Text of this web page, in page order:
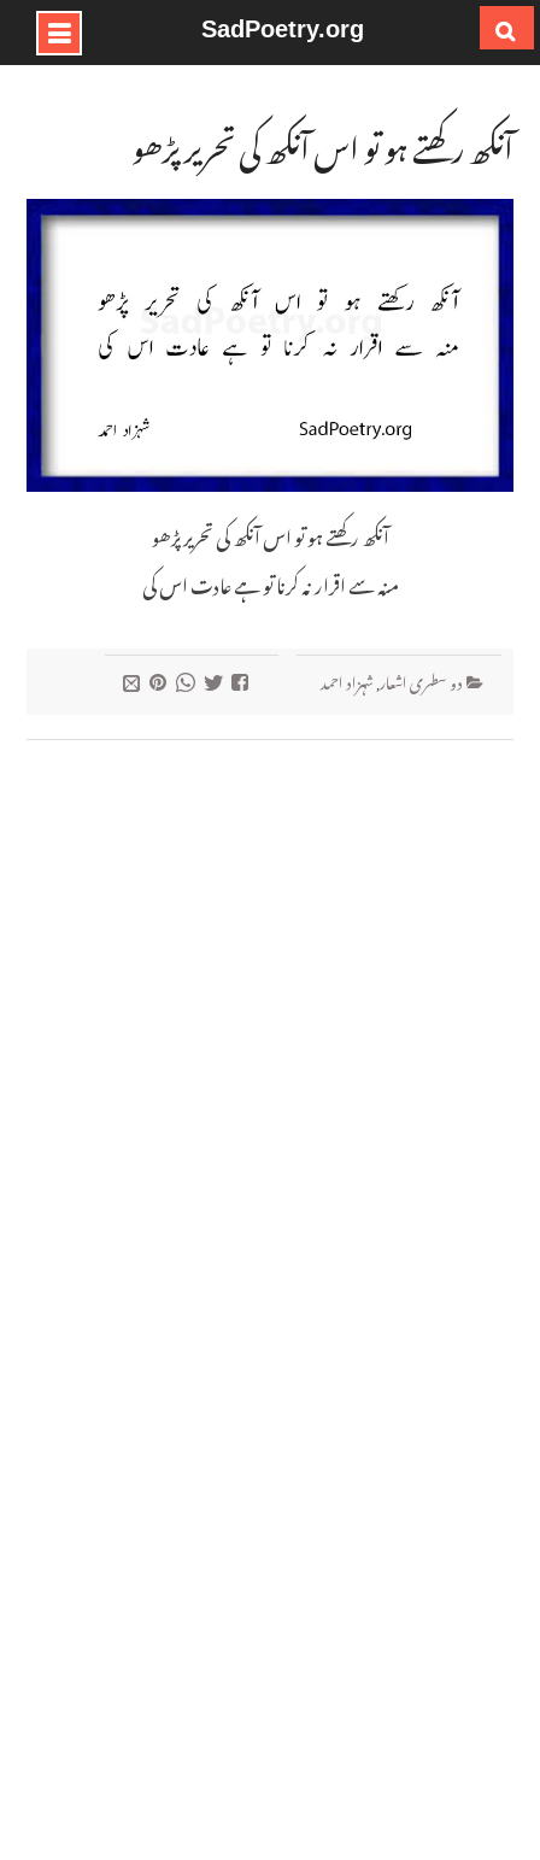
Skip
content
SadPoetry.org
آنکھ رکھتے ہو تو اس آنکھ کی تحریر پڑھو
آنکھ رکھتے ہو تو اس آنکھ کی تحریر پڑھو
منہ سے اقرار نہ کرنا تو ہے عادت اس کی
دو سطری اشعار,شہزاد احمد